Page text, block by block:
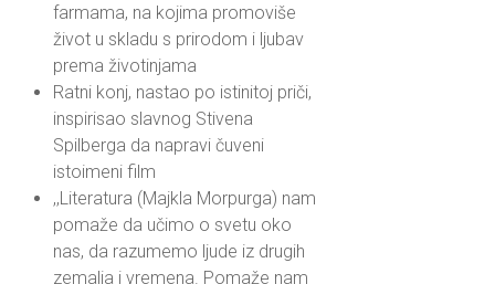
farmama, na kojima promoviše
život u skladu s prirodom i ljubav
prema životinjama
Ratni konj, nastao po istinitoj priči,
inspirisao slavnog Stivena
Spilberga da napravi čuveni
istoimeni film
,,Literatura (Majkla Morpurga) nam
pomaže da učimo o svetu oko
nas, da razumemo ljude iz drugih
zemalja i vremena. Pomaže nam